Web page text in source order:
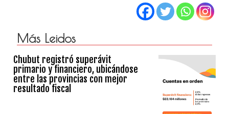
Más Leidos
Chubut registró superávit
primario y financiero, ubicándose
entre las provincias con mejor
resultado fiscal